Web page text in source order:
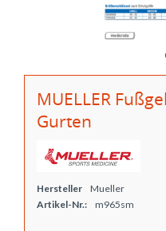
MUELLER
Gurten
Hersteller
Mueller
Artikel-Nr.:
m965sm